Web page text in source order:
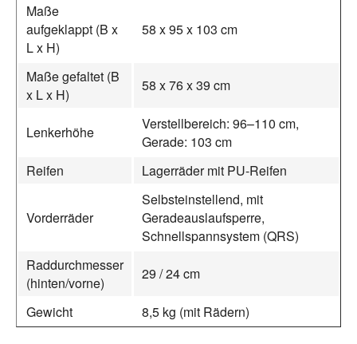
Maße
aufgeklappt (B x
L x H)
58 x 95 x 103 cm
Maße gefaltet (B
x L x H)
58 x 76 x 39 cm
Lenkerhöhe
Verstellbereich: 96–110 cm,
Gerade: 103 cm
Reifen
Lagerräder mit PU-Reifen
Vorderräder
Selbsteinstellend, mit
Geradeauslaufsperre,
Schnellspannsystem (QRS)
Raddurchmesser
(hinten/vorne)
29 / 24 cm
Gewicht 8,5 kg (mit Rädern)